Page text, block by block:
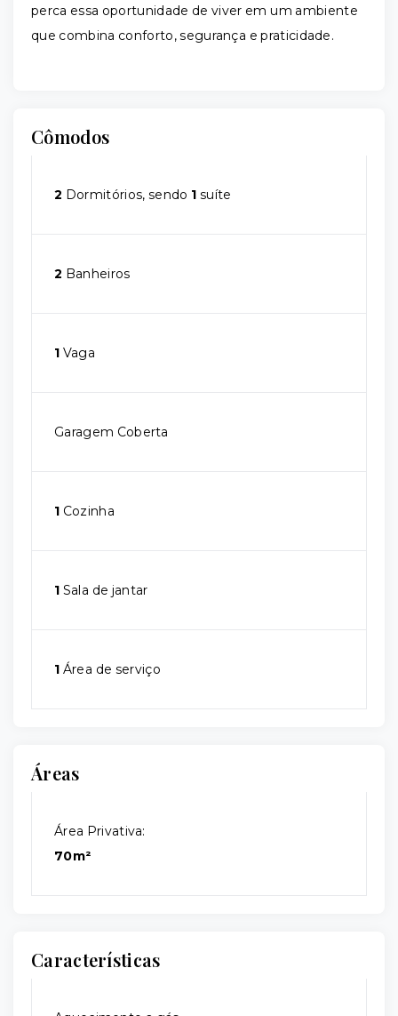
perca essa oportunidade de viver em um ambiente
que combina conforto, segurança e praticidade.
Cômodos
2 Dormitórios, sendo 1 suíte
2 Banheiros
1 Vaga
Garagem Coberta
1 Cozinha
1 Sala de jantar
1 Área de serviço
Áreas
Área Privativa:
70m²
Características